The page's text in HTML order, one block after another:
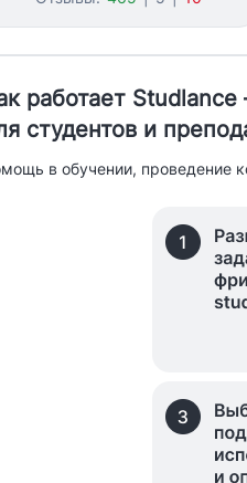
работает
студентов и
в обучении, проведение